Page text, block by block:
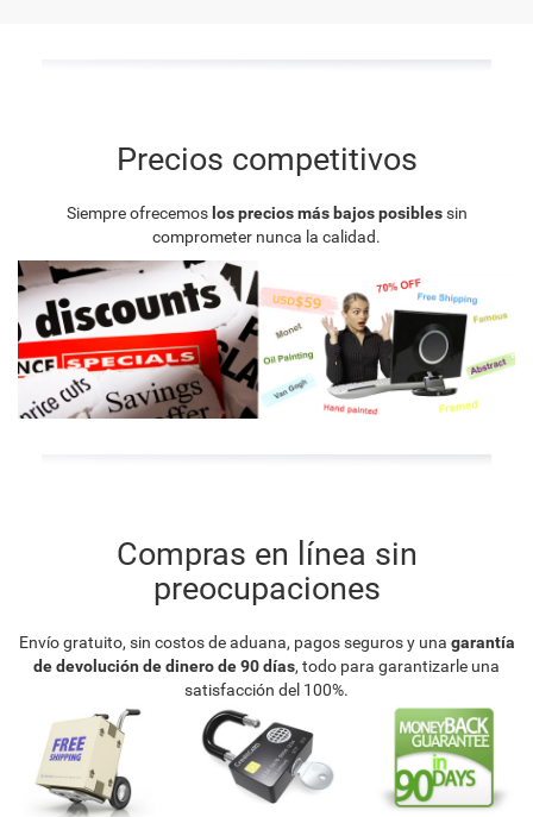
Precios competitivos
Siempre ofrecemos los precios más bajos posiblessin
comprometer nunca la calidad.
Compras en línea sin
preocupaciones
Envío gratuito, sin costos de aduana, pagos seguros y una garantía
de devolución de dinero de 90 días, todo para garantizarle una
satisfacción del 100%.